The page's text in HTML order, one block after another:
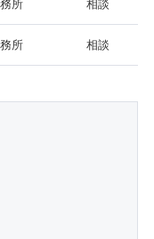
所 相談
所 相談